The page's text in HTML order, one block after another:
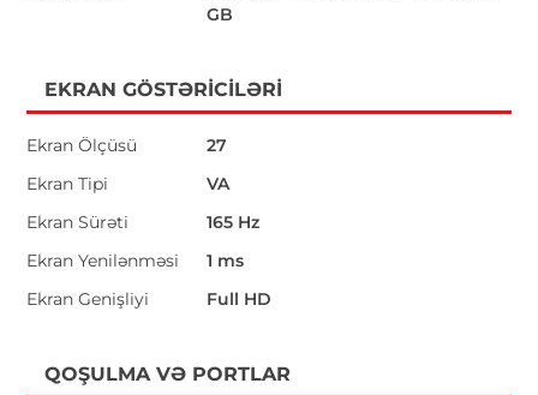
GB
EKRAN GÖSTƏRICILƏRI
Ekran Ölçüsü
27
Ekran Tipi
VA
Ekran Sürəti
165 Hz
Ekran Yenilənməsi
1 ms
Ekran Genişliyi
Full HD
QOŞULMA VƏ PORTLAR